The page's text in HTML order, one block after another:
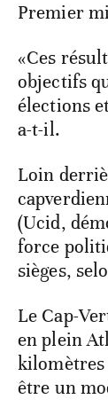
Premier
«Ces
objectifs
élections
a-t-il.
Loin
(Ucid,
force
sièges,
Le Cap-
en plein
kilomètres
être un